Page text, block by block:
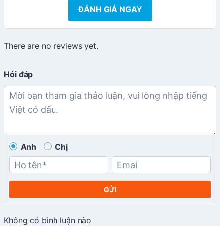
ĐÁNH GIÁ NGAY
There are no reviews yet.
Hỏi đáp
Anh Chị
GỬI
Không có bình luận nào